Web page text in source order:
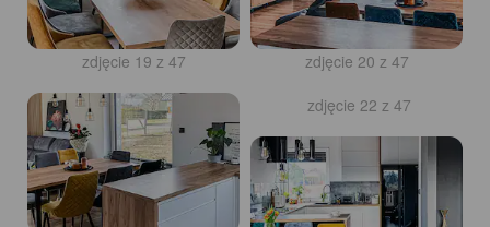
zdjęcie 19 z 47 zdjęcie 20 z 47